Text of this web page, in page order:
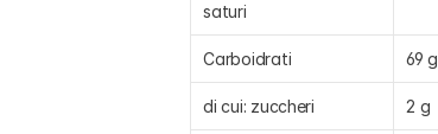
saturi
Carboidrati 69 g
di cui: zuccheri 2 g